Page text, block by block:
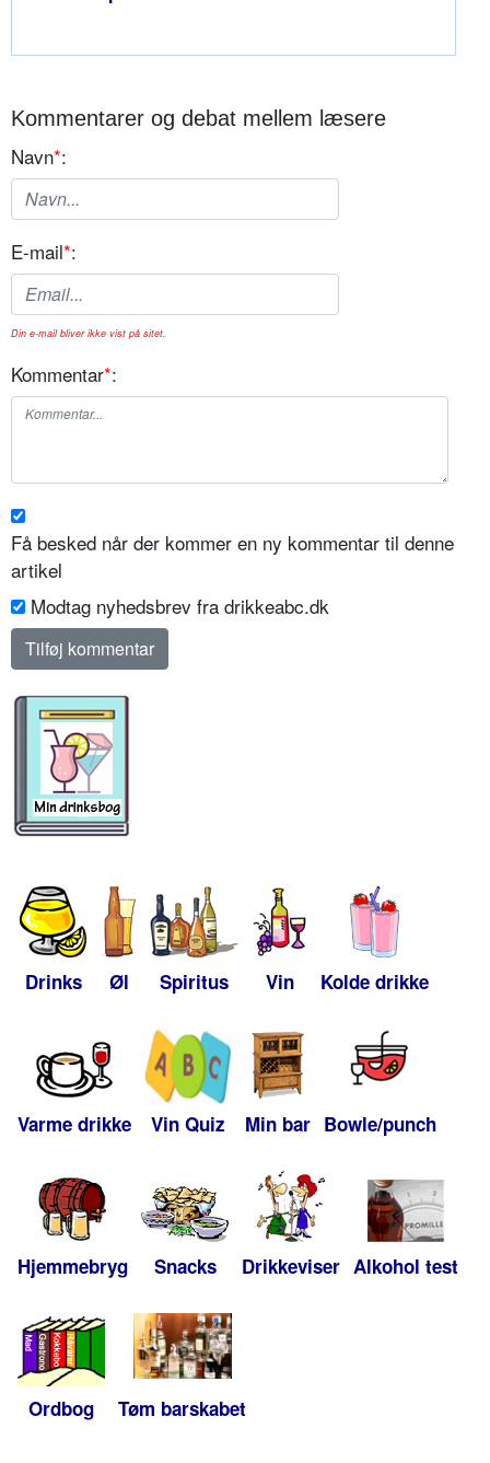
Kommentarer og debat mellem læsere
Navn*:
E-mail*:
Din e-mail bliver ikke vist på sitet.
Kommentar*:
Få besked når der kommer en ny kommentar til denne
artikel
Modtag nyhedsbrev fra drikkeabc.dk
Drinks Øl Spiritus Vin Kolde drikke
Varme drikke Vin Quiz Min bar Bowle/punch
Hjemmebryg Snacks Drikkeviser Alkohol test
Ordbog Tøm barskabet